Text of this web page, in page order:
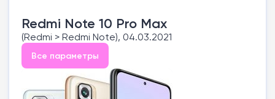
Redmi Note 10 Pro Max
(Redmi > Redmi Note), 04.03.2021
Все параметры